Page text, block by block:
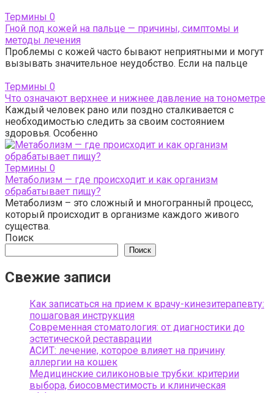
Термины 0
Гной под кожей на пальце — причины, симптомы и
методы лечения
Проблемы с кожей часто бывают неприятными и могут
вызывать значительное неудобство. Если на пальце
Термины 0
Что означают верхнее и нижнее давление на тонометре
Каждый человек рано или поздно сталкивается с
необходимостью следить за своим состоянием
здоровья. Особенно
Термины 0
Метаболизм — где происходит и как организм
обрабатывает пищу?
Метаболизм – это сложный и многогранный процесс,
который происходит в организме каждого живого
существа.
Поиск
Поиск
Свежие записи
Как записаться на прием к врачу-кинезитерапевту:
пошаговая инструкция
Современная стоматология: от диагностики до
эстетической реставрации
АСИТ: лечение, которое влияет на причину
аллергии на кошек
Медицинские силиконовые трубки: критерии
выбора, биосовместимость и клиническая